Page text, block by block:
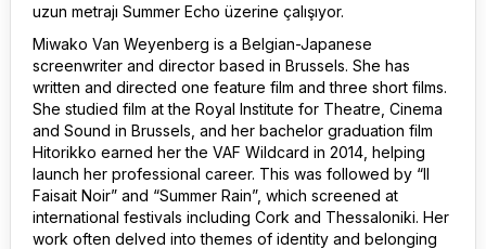
uzun metrajı Summer Echo üzerine çalışıyor.
Miwako Van Weyenberg is a Belgian-Japanese
screenwriter and director based in Brussels. She has
written and directed one feature film and three short films.
She studied film at the Royal Institute for Theatre, Cinema
and Sound in Brussels, and her bachelor graduation film
Hitorikko earned her the VAF Wildcard in 2014, helping
launch her professional career. This was followed by “Il
Faisait Noir” and “Summer Rain”, which screened at
international festivals including Cork and Thessaloniki. Her
work often delved into themes of identity and belonging